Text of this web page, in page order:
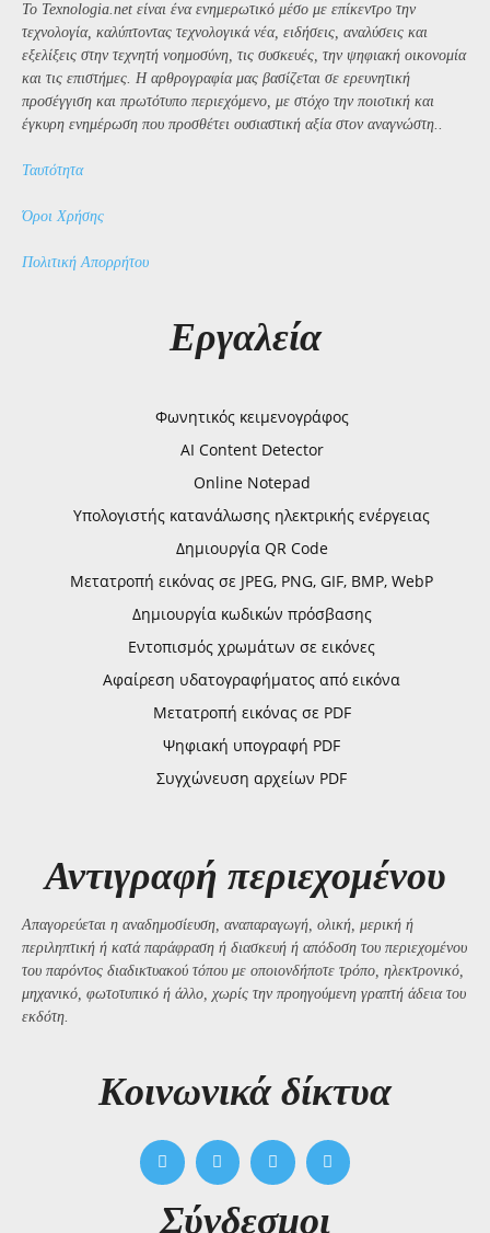
Το Texnologia.net είναι ένα ενημερωτικό μέσο με επίκεντρο την
τεχνολογία, καλύπτοντας τεχνολογικά νέα, ειδήσεις, αναλύσεις και
εξελίξεις στην τεχνητή νοημοσύνη, τις συσκευές, την ψηφιακή οικονομία
και τις επιστήμες. Η αρθρογραφία μας βασίζεται σε ερευνητική
προσέγγιση και πρωτότυπο περιεχόμενο, με στόχο την ποιοτική και
έγκυρη ενημέρωση που προσθέτει ουσιαστική αξία στον αναγνώστη..
Ταυτότητα
Όροι Χρήσης
Πολιτική Απορρήτου
Εργαλεία
Φωνητικός κειμενογράφος
AI Content Detector
Online Notepad
Υπολογιστής κατανάλωσης ηλεκτρικής ενέργειας
Δημιουργία QR Code
Μετατροπή εικόνας σε JPEG, PNG, GIF, BMP, WebP
Δημιουργία κωδικών πρόσβασης
Εντοπισμός χρωμάτων σε εικόνες
Αφαίρεση υδατογραφήματος από εικόνα
Μετατροπή εικόνας σε PDF
Ψηφιακή υπογραφή PDF
Συγχώνευση αρχείων PDF
Αντιγραφή περιεχομένου
Απαγορεύεται η αναδημοσίευση, αναπαραγωγή, ολική, μερική ή
περιληπτική ή κατά παράφραση ή διασκευή ή απόδοση του περιεχομένου
του παρόντος διαδικτυακού τόπου με οποιονδήποτε τρόπο, ηλεκτρονικό,
μηχανικό, φωτοτυπικό ή άλλο, χωρίς την προηγούμενη γραπτή άδεια του
εκδότη.
Kοινωνικά δίκτυα
Σύνδεσμοι